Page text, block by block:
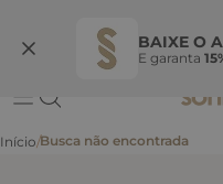
BAIXE O
E garanta
Ganhe 10% OFF na